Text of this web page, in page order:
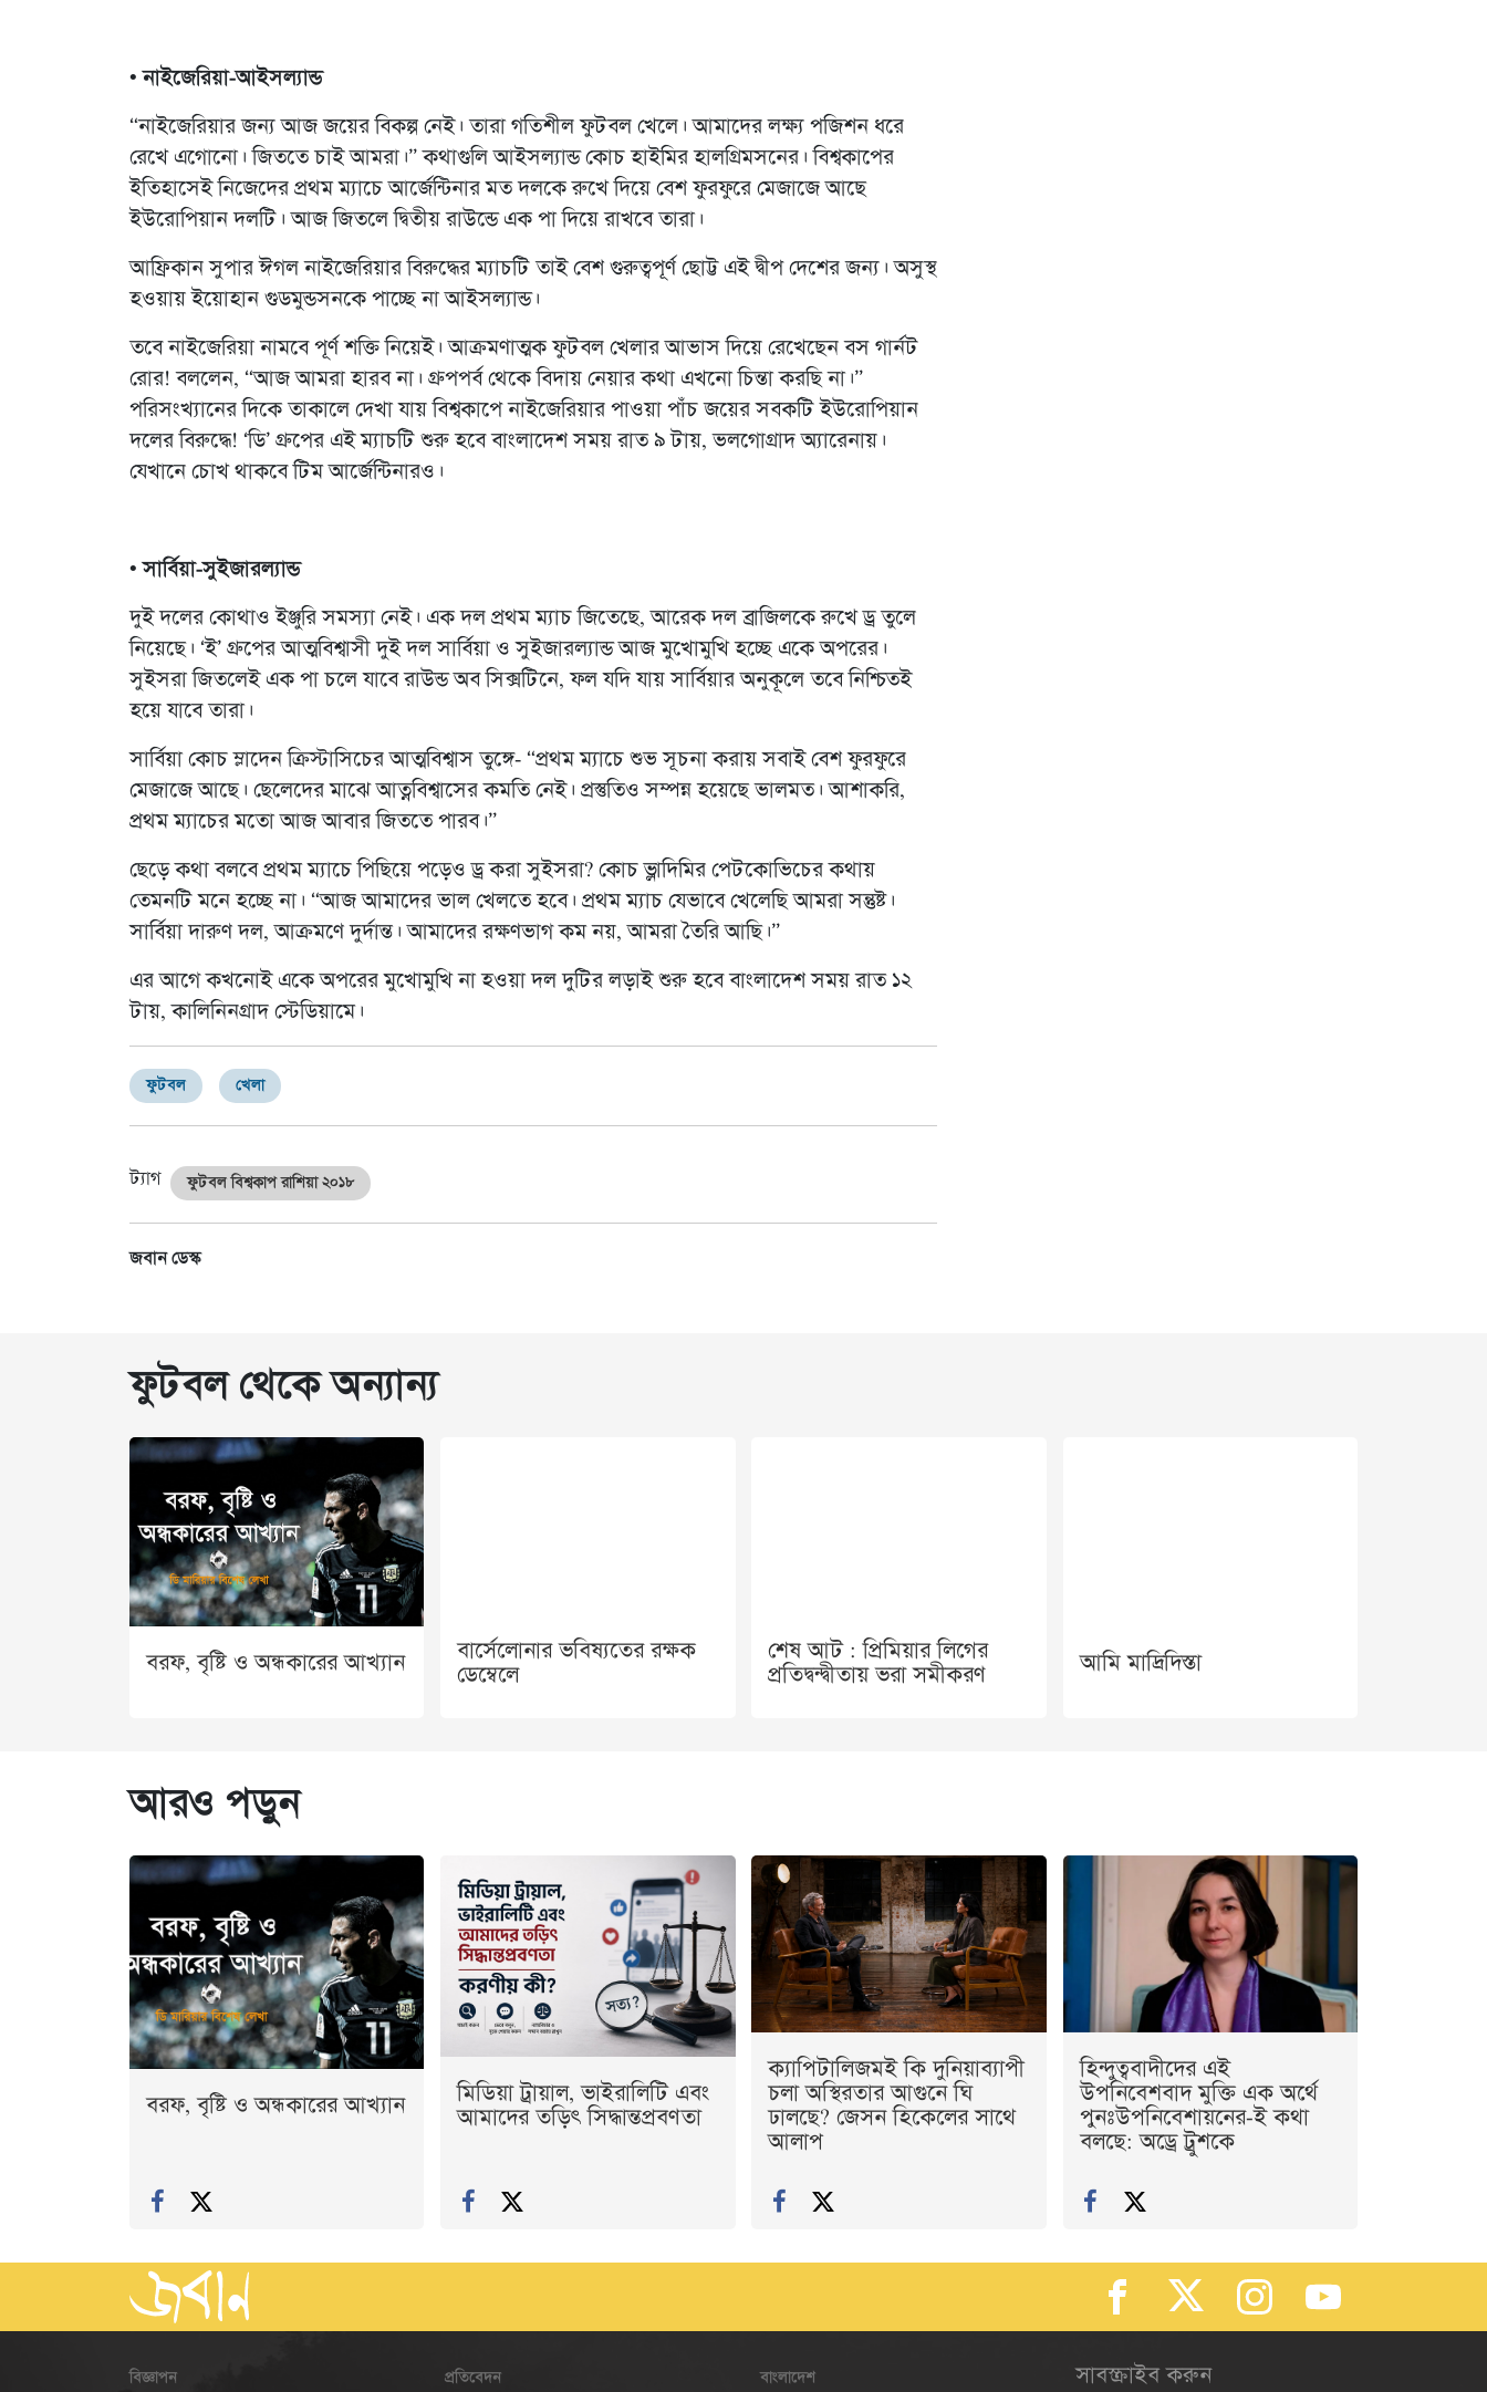
• নাইজেরিয়া-আইসল্যান্ড
“নাইজেরিয়ার জন্য আজ জয়ের বিকল্প নেই। তারা গতিশীল ফুটবল খেলে। আমাদের লক্ষ্য পজিশন ধরে
রেখে এগোনো। জিততে চাই আমরা।” কথাগুলি আইসল্যান্ড কোচ হাইমির হালগ্রিমসনের। বিশ্বকাপের
ইতিহাসেই নিজেদের প্রথম ম্যাচে আর্জেন্টিনার মত দলকে রুখে দিয়ে বেশ ফুরফুরে মেজাজে আছে
ইউরোপিয়ান দলটি। আজ জিতলে দ্বিতীয় রাউন্ডে এক পা দিয়ে রাখবে তারা।
আফ্রিকান সুপার ঈগল নাইজেরিয়ার বিরুদ্ধের ম্যাচটি তাই বেশ গুরুত্বপূর্ণ ছোট্ট এই দ্বীপ দেশের জন্য। অসুস্থ
হওয়ায় ইয়োহান গুডমুন্ডসনকে পাচ্ছে না আইসল্যান্ড।
তবে নাইজেরিয়া নামবে পূর্ণ শক্তি নিয়েই। আক্রমণাত্মক ফুটবল খেলার আভাস দিয়ে রেখেছেন বস গার্নট
রোর! বললেন, “আজ আমরা হারব না। গ্রুপপর্ব থেকে বিদায় নেয়ার কথা এখনো চিন্তা করছি না।”
পরিসংখ্যানের দিকে তাকালে দেখা যায় বিশ্বকাপে নাইজেরিয়ার পাওয়া পাঁচ জয়ের সবকটি ইউরোপিয়ান
দলের বিরুদ্ধে! ‘ডি’ গ্রুপের এই ম্যাচটি শুরু হবে বাংলাদেশ সময় রাত ৯ টায়, ভলগোগ্রাদ অ্যারেনায়।
যেখানে চোখ থাকবে টিম আর্জেন্টিনারও।
• সার্বিয়া-সুইজারল্যান্ড
দুই দলের কোথাও ইঞ্জুরি সমস্যা নেই। এক দল প্রথম ম্যাচ জিতেছে, আরেক দল ব্রাজিলকে রুখে ড্র তুলে
নিয়েছে। ‘ই’ গ্রুপের আত্মবিশ্বাসী দুই দল সার্বিয়া ও সুইজারল্যান্ড আজ মুখোমুখি হচ্ছে একে অপরের।
সুইসরা জিতলেই এক পা চলে যাবে রাউন্ড অব সিক্সটিনে, ফল যদি যায় সার্বিয়ার অনুকূলে তবে নিশ্চিতই
হয়ে যাবে তারা।
সার্বিয়া কোচ ম্লাদেন ক্রিস্টাসিচের আত্মবিশ্বাস তুঙ্গে- “প্রথম ম্যাচে শুভ সূচনা করায় সবাই বেশ ফুরফুরে
মেজাজে আছে। ছেলেদের মাঝে আত্নবিশ্বাসের কমতি নেই। প্রস্তুতিও সম্পন্ন হয়েছে ভালমত। আশাকরি,
প্রথম ম্যাচের মতো আজ আবার জিততে পারব।”
ছেড়ে কথা বলবে প্রথম ম্যাচে পিছিয়ে পড়েও ড্র করা সুইসরা? কোচ ভ্লাদিমির পেটকোভিচের কথায়
তেমনটি মনে হচ্ছে না। “আজ আমাদের ভাল খেলতে হবে। প্রথম ম্যাচ যেভাবে খেলেছি আমরা সন্তুষ্ট।
সার্বিয়া দারুণ দল, আক্রমণে দুর্দান্ত। আমাদের রক্ষণভাগ কম নয়, আমরা তৈরি আছি।”
এর আগে কখনোই একে অপরের মুখোমুখি না হওয়া দল দুটির লড়াই শুরু হবে বাংলাদেশ সময় রাত ১২
টায়, কালিনিনগ্রাদ স্টেডিয়ামে।
ফুটবল খেলা
ট্যাগ ফুটবল বিশ্বকাপ রাশিয়া ২০১৮
জবান ডেস্ক
ফুটবল থেকে অন্যান্য
বরফ, বৃষ্টি ও অন্ধকারের আখ্যান
বার্সেলোনার ভবিষ্যতের রক্ষক
ডেম্বেলে
শেষ আট : প্রিমিয়ার লিগের
প্রতিদ্বন্দ্বীতায় ভরা সমীকরণ
আমি মাদ্রিদিস্তা
আরও পড়ুন
বরফ, বৃষ্টি ও অন্ধকারের আখ্যান
মিডিয়া ট্রায়াল, ভাইরালিটি এবং
আমাদের তড়িৎ সিদ্ধান্তপ্রবণতা
ক্যাপিটালিজমই কি দুনিয়াব্যাপী
চলা অস্থিরতার আগুনে ঘি
ঢালছে? জেসন হিকেলের সাথে
আলাপ
হিন্দুত্ববাদীদের এই
উপনিবেশবাদ মুক্তি এক অর্থে
পুনঃউপনিবেশায়নের-ই কথা
বলছে: অড্রে ট্রুশকে
বিজ্ঞাপন প্রতিবেদন বাংলাদেশ সাবস্ক্রাইব করুন